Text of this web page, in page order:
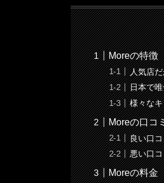
Moreの特徴
人気店
日本で
様々な
Moreの口コ
良い口
悪い口
Moreの料金